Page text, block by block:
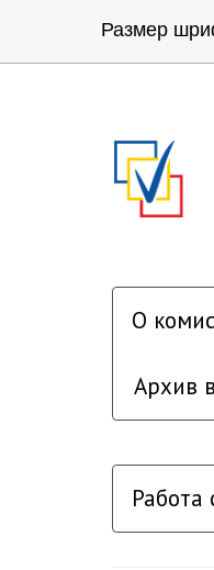
Размер
О
Архив